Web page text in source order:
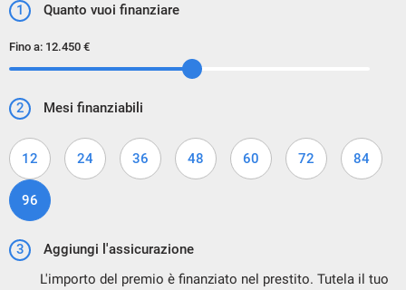
1 Quanto vuoi finanziare
Fino a: 12.450 €
2 Mesi finanziabili
12 24 36 48 60 72 84
96
3
Aggiungi l'assicurazione
L'importo del premio è finanziato nel prestito. Tutela il tuo